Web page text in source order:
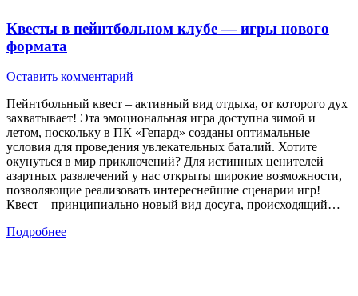
Квесты в пейнтбольном клубе — игры нового
формата
Оставить комментарий
Пейнтбольный квест – активный вид отдыха, от которого дух
захватывает! Эта эмоциональная игра доступна зимой и
летом, поскольку в ПК «Гепард» созданы оптимальные
условия для проведения увлекательных баталий. Хотите
окунуться в мир приключений? Для истинных ценителей
азартных развлечений у нас открыты широкие возможности,
позволяющие реализовать интереснейшие сценарии игр!
Квест – принципиально новый вид досуга, происходящий…
Подробнее